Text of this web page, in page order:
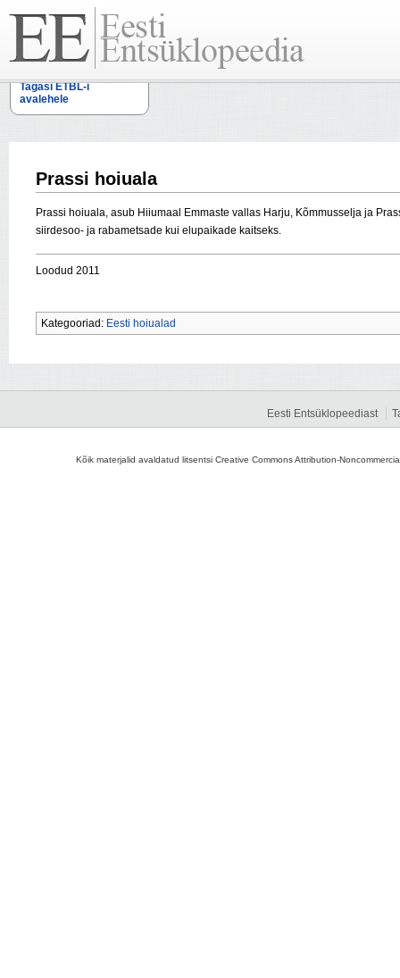
Tagasi ETBL-i
avalehele
Prassi hoiuala
Prassi hoiuala, asub Hiiumaal Emmaste vallas Harju, Kõmmusselja ja
siirdesoo- ja rabametsade kui elupaikade kaitseks.
Loodud 2011
Kategooriad: Eesti hoiualad
Eesti Entsüklopeediast
Kõik materjalid avaldatud litsentsi Creative Commons Attribution-